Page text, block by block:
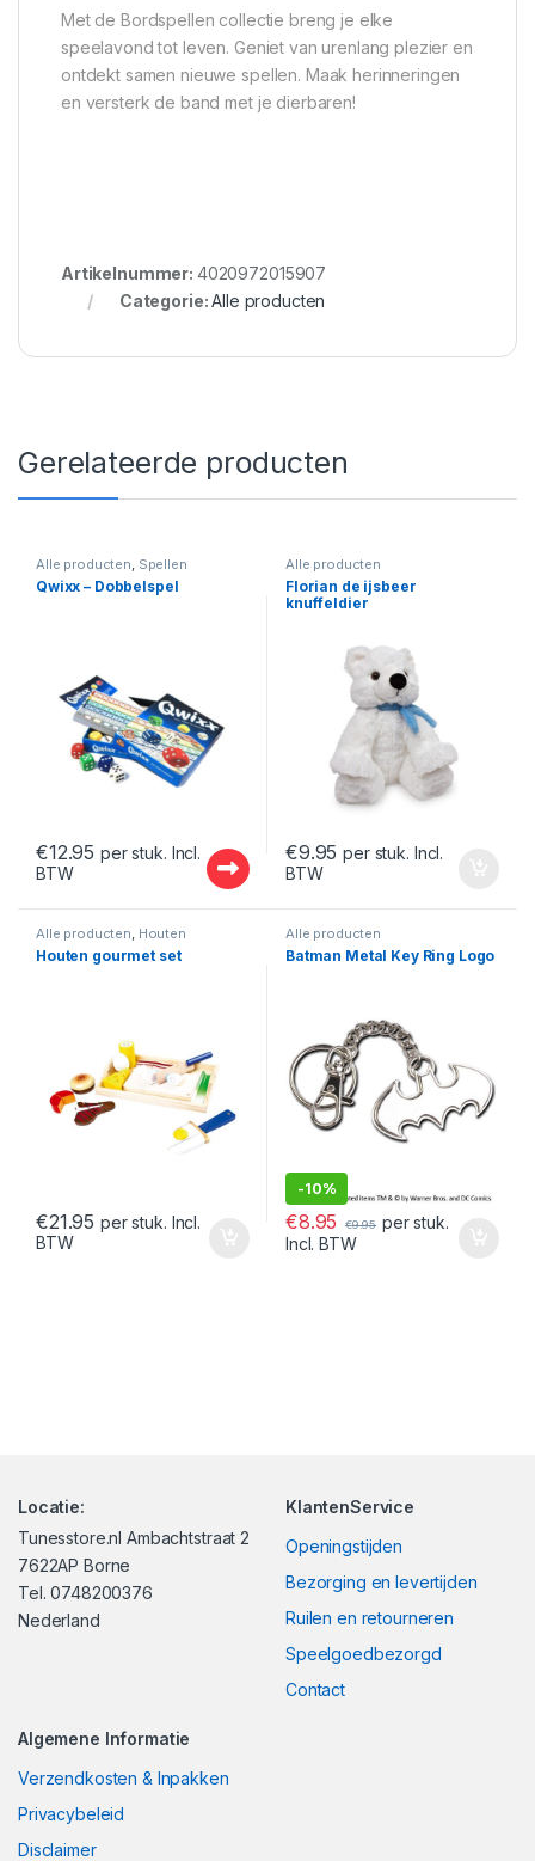
Met de Bordspellen collectie breng je elke
speelavond tot leven. Geniet van urenlang plezier en
ontdekt samen nieuwe spellen. Maak herinneringen
en versterk de band met je dierbaren!
Artikelnummer: 4020972015907
Categorie:Alle producten
Gerelateerde producten
Alle producten, Spellen
Qwixx – Dobbelspel
€12.95 per stuk. Incl.
BTW
Alle producten
Florian de ijsbeer
knuffeldier
€9.95 per stuk. Incl.
BTW
Alle producten, Houten
speelgoed
Houten gourmet set
€21.95 per stuk. Incl.
BTW
Alle producten
Batman Metal Key Ring Logo
-10%
€8.95 €9.95 per stuk.
Incl. BTW
Locatie:
Tunesstore.nl Ambachtstraat 2
7622AP Borne
Tel. 0748200376
Nederland
KlantenService
Openingstijden
Bezorging en levertijden
Ruilen en retourneren
Speelgoedbezorgd
Contact
Algemene Informatie
Verzendkosten & Inpakken
Privacybeleid
Disclaimer